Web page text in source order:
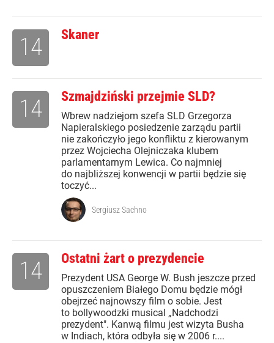
Skaner
14
Szmajdziński przejmie SLD?
Wbrew nadziejom szefa SLD Grzegorza
Napieralskiego posiedzenie zarządu partii
nie zakończyło jego konfliktu z kierowanym
przez Wojciecha Olejniczaka klubem
parlamentarnym Lewica. Co najmniej
do najbliższej konwencji w partii będzie się
toczyć...
14
Sergiusz Sachno
Ostatni żart o prezydencie
Prezydent USA George W. Bush jeszcze przed
opuszczeniem Białego Domu będzie mógł
obejrzeć najnowszy film o sobie. Jest
to bollywoodzki musical „Nadchodzi
prezydent". Kanwą filmu jest wizyta Busha
w Indiach, która odbyła się w 2006 r....
14